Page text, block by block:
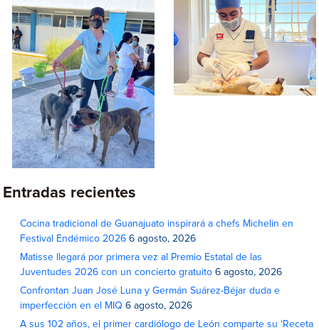
Entradas recientes
Cocina tradicional de Guanajuato inspirará a chefs Michelin en
Festival Endémico 2026 6 agosto, 2026
Matisse llegará por primera vez al Premio Estatal de las
Juventudes 2026 con un concierto gratuito 6 agosto, 2026
Confrontan Juan José Luna y Germán Suárez-Béjar duda e
imperfección en el MIQ 6 agosto, 2026
A sus 102 años, el primer cardiólogo de León comparte su ‘Receta